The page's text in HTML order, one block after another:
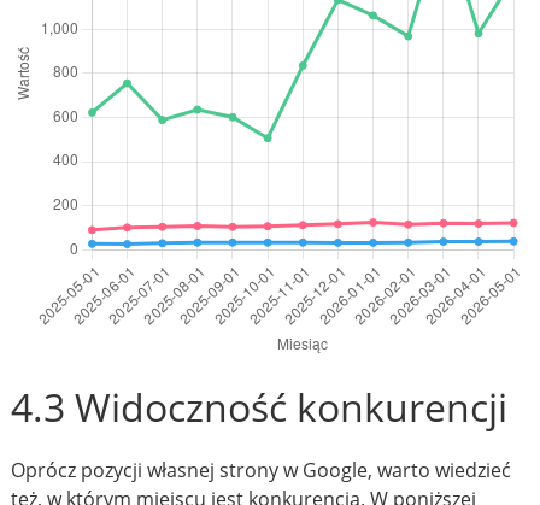
4.3 Widoczność konkurencji
Oprócz pozycji własnej strony w Google, warto wiedzieć
też, w którym miejscu jest konkurencja. W poniższej